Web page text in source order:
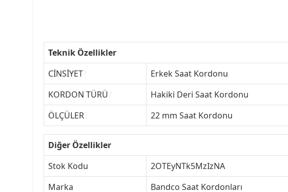
Teknik Özellikler
CİNSİYET
Erkek Saat Kordonu
KORDON TÜRÜ
Hakiki Deri Saat Kordonu
ÖLÇÜLER
22 mm Saat Kordonu
Diğer Özellikler
Stok Kodu
2OTEyNTk5MzIzNA
Marka
Bandco Saat Kordonları